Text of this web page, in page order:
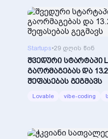
Startups•29 დღის წინ
შვედური სტარტაპი
გაორმაგებას და
შეფასებას გეგმავს
Lovable vibe-coding